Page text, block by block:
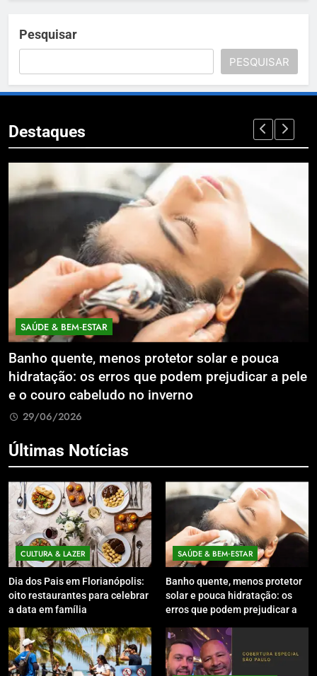
Pesquisar
PESQUISAR
Destaques
SAÚDE & BEM‑ESTAR
Banho quente, menos protetor solar e pouca
hidratação: os erros que podem prejudicar a pele
e o couro cabeludo no inverno
29/06/2026
Últimas Notícias
CULTURA & LAZER
Dia dos Pais em Florianópolis:
oito restaurantes para celebrar
a data em família
SAÚDE & BEM‑ESTAR
Banho quente, menos protetor
solar e pouca hidratação: os
erros que podem prejudicar a
inverno